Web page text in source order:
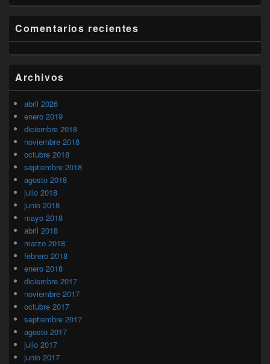
Comentarios recientes
Archivos
abril 2026
enero 2019
diciembre 2018
noviembre 2018
octubre 2018
septiembre 2018
agosto 2018
julio 2018
junio 2018
mayo 2018
abril 2018
marzo 2018
febrero 2018
enero 2018
diciembre 2017
noviembre 2017
octubre 2017
septiembre 2017
agosto 2017
julio 2017
junio 2017